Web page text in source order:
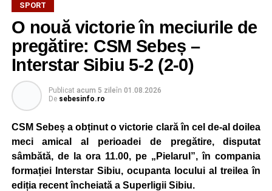
Mama sa este originară din satul Țonea, comuna
Săsciori, iar legătura puternică cu România și cu locurile
natale ale familiei a stat la baza deciziei de a concura
pentru țara mamei sale.
La doar 10 ani, Pablo are deja un palmares impresionant.
Practică kickboxing de la vârsta de 4 ani, iar prin
antrenamente zilnice și multă disciplină a ajuns să obțină
rezultate remarcabile încă de la o vârstă fragedă.
La numai 8 ani, a câștigat toate centurile importante din
competițiile de kickboxing dedicate copiilor, iar în același
an a obținut și centura neagră, performanță rar întâlnită la
SPORT
O nouă victorie în meciurile de
pregătire: CSM Sebeș –
Interstar Sibiu 5-2 (2-0)
Publicat acum 5 zileîn 01.08.2026
De sebesinfo.ro
CSM Sebeș a obținut o victorie clară în cel de-al doilea
meci amical al perioadei de pregătire, disputat
sâmbătă, de la ora 11.00, pe „Pielarul”, în compania
formației Interstar Sibiu, ocupanta locului al treilea în
ediția recent încheiată a Superligii Sibiu.